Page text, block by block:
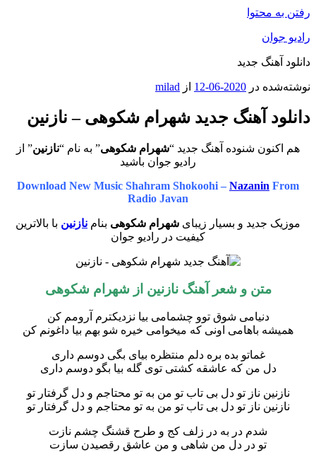
رفتن به محتوا
رادیو جوان
دانلود آهنگ جدید
نوشته‌شده در 2020-06-12 از milad
دانلود آهنگ جدید شهرام شکوهی – نازنین
هم اکنون شنوده آهنگ جدید “شهرام شکوهی” به نام “نازنین” از
رادیو جوان باشید
Download New Music Shahram Shokoohi – Nazanin From
Radio Javan
موزیک جدید و بسیار زیبای شهرام شکوهی بنام نازنین با بالاترین
کیفیت در رادیو جوان
متن و شعر آهنگ نازنین از شهرام شکوهی
دنیامی شوق توو چشمامی بیا نزدیکترم آرومم کن
همیشه باهامی اونی که میخوامی خیره شو بهم بیا داغونم کن
غماتو بده بره دلم منتظره بیای بگی دوسم داری
دل من که عاشقه کشتی توی گله بیا بگو دوسم داری
نازنین ناز تو دل بی تاب تو من به تو محتاجم و دل گرفتار تو
نازنین ناز تو دل بی تاب تو من به تو محتاجم و دل گرفتار تو
شدم در به در زلف کج و طرح قشنگ چشم نازت
تو در دل من شاهی و من عاشق رقصیدن سازت